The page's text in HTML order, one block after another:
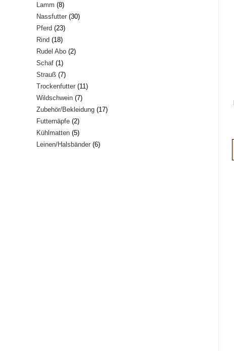
Produkte
Lamm 88
Produkte
Nassfutter 3030
Pferd 2323
Rind 1818
Produkte
Rudel Abo 22
Schaf 11
Produkt
Strauß 77
Produkte
Trockenfutter 1111
Wildschwein 77
Produkte
Zubehör/Bekleidung 1717
Futternäpfe 22
Produkte
Kühlmatten 55
Produkte
Leinen/Halsbänder 66